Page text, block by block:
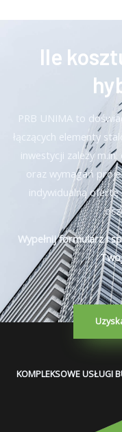
Ile
PRB UNIMA to
łączących elementy
inwestycji zależy
oraz wymagań
indywidualną
Wypełnij formularz i
KOMPLEKSOWE USŁUGI